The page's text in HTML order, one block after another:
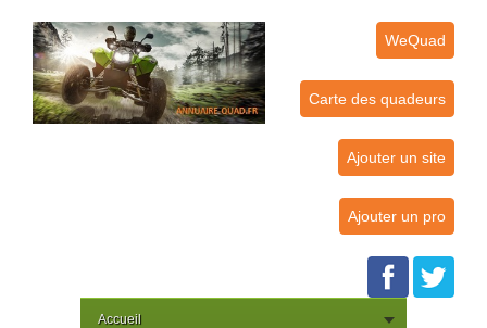
WeQuad
Carte des quadeurs
Ajouter un site
Ajouter un pro
Accueil